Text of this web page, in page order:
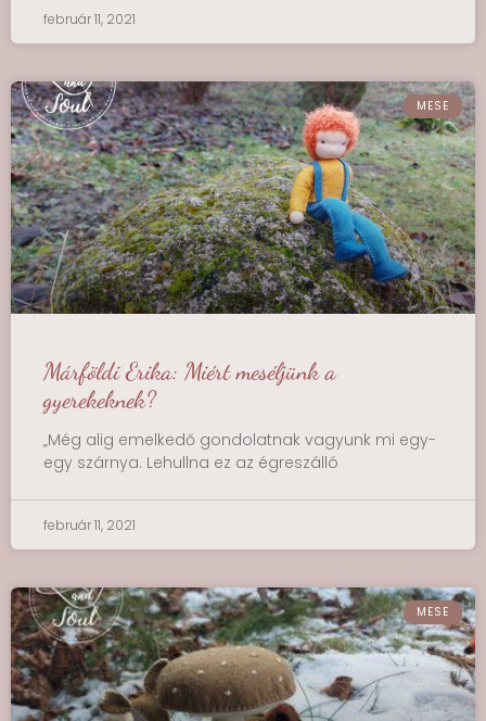
február 11, 2021
MESE
Márföldi Erika: Miért meséljünk a
gyerekeknek?
„Még alig emelkedő gondolatnak vagyunk mi egy-
egy szárnya. Lehullna ez az égreszálló
február 11, 2021
MESE